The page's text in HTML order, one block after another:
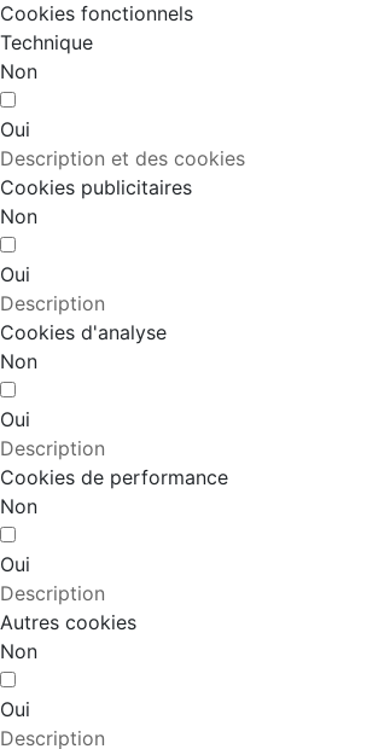
Cookies fonctionnels
Technique
Non
Oui
Description et des cookies
Cookies publicitaires
Non
Oui
Description
Cookies d'analyse
Non
Oui
Description
Cookies de performance
Non
Oui
Description
Autres cookies
Non
Oui
Description